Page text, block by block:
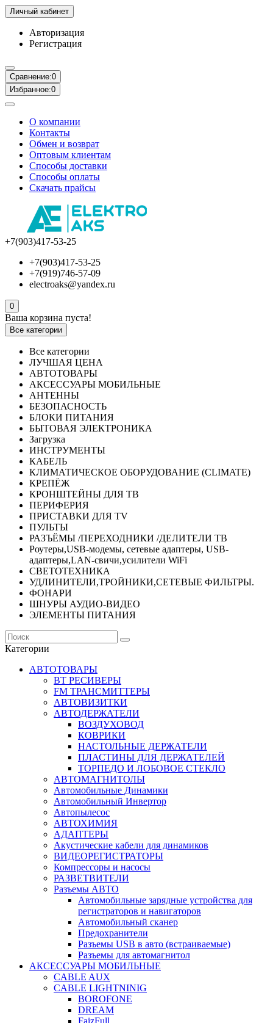
Личный кабинет
Авторизация
Регистрация
Сравнение:0
Избранное:0
О компании
Контакты
Обмен и возврат
Оптовым клиентам
Способы доставки
Способы оплаты
Скачать прайсы
+7(903)417-53-25
+7(903)417-53-25
+7(919)746-57-09
electroaks@yandex.ru
0
Ваша корзина пуста!
Все категории
Все категории
ЛУЧШАЯ ЦЕНА
АВТОТОВАРЫ
АКСЕССУАРЫ МОБИЛЬНЫЕ
АНТЕННЫ
БЕЗОПАСНОСТЬ
БЛОКИ ПИТАНИЯ
БЫТОВАЯ ЭЛЕКТРОНИКА
Загрузка
ИНСТРУМЕНТЫ
КАБЕЛЬ
КЛИМАТИЧЕСКОЕ ОБОРУДОВАНИЕ (CLIMATE)
КРЕПЁЖ
КРОНШТЕЙНЫ ДЛЯ ТВ
ПЕРИФЕРИЯ
ПРИСТАВКИ ДЛЯ TV
ПУЛЬТЫ
РАЗЪЁМЫ /ПЕРЕХОДНИКИ /ДЕЛИТЕЛИ ТВ
Роутеры,USB-модемы, сетевые адаптеры, USB-
адаптеры,LAN-свичи,усилители WiFi
СВЕТОТЕХНИКА
УДЛИНИТЕЛИ,ТРОЙНИКИ,СЕТЕВЫЕ ФИЛЬТРЫ.
ФОНАРИ
ШНУРЫ АУДИО-ВИДЕО
ЭЛЕМЕНТЫ ПИТАНИЯ
Категории
АВТОТОВАРЫ
BT РЕСИВЕРЫ
FM ТРАНСМИТТЕРЫ
АВТОВИЗИТКИ
АВТОДЕРЖАТЕЛИ
ВОЗДУХОВОД
КОВРИКИ
НАСТОЛЬНЫЕ ДЕРЖАТЕЛИ
ПЛАСТИНЫ ДЛЯ ДЕРЖАТЕЛЕЙ
ТОРПЕДО И ЛОБОВОЕ СТЕКЛО
АВТОМАГНИТОЛЫ
Автомобильные Динамики
Автомобильный Инвертор
Автопылесос
АВТОХИМИЯ
АДАПТЕРЫ
Акустические кабели для динамиков
ВИДЕОРЕГИСТРАТОРЫ
Компрессоры и насосы
РАЗВЕТВИТЕЛИ
Разъемы АВТО
Автомобильные зарядные устройства для
регистраторов и навигаторов
Автомобильный сканер
Предохранители
Разъемы USB в авто (встраиваемые)
Разъемы для автомагнитол
АКСЕССУАРЫ МОБИЛЬНЫЕ
CABLE AUX
CABLE LIGHTNINIG
BOROFONE
DREAM
FaizFull